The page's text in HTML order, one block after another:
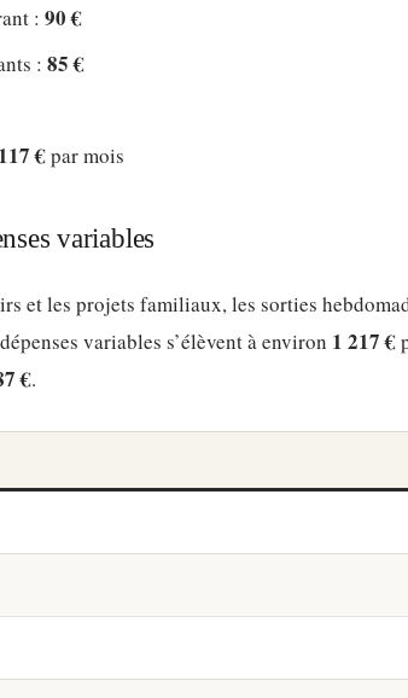
: 90 €
: 85 €
117 €par mois
variables
et les projets familiaux, les sorties
variables s’élèvent à environ 1 217 €
€.